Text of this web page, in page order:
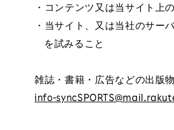
・コンテンツ又は当サイト上
・当サイト、又は当社のサー
を試みること
雑誌・書籍・広告などの出版
info-